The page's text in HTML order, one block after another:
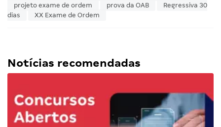
projeto exame de ordem
prova da OAB
Regressiva 30
dias
XX Exame de Ordem
Notícias recomendadas